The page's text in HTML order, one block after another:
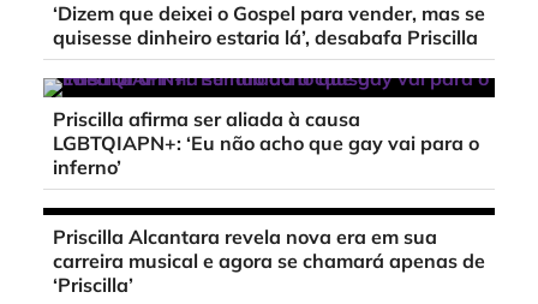
‘Dizem que deixei o Gospel para vender, mas se
quisesse dinheiro estaria lá’, desabafa Priscilla
Priscilla afirma ser aliada à causa
LGBTQIAPN+: ‘Eu não acho que gay vai para o
inferno’
Priscilla Alcantara revela nova era em sua
carreira musical e agora se chamará apenas de
‘Priscilla’